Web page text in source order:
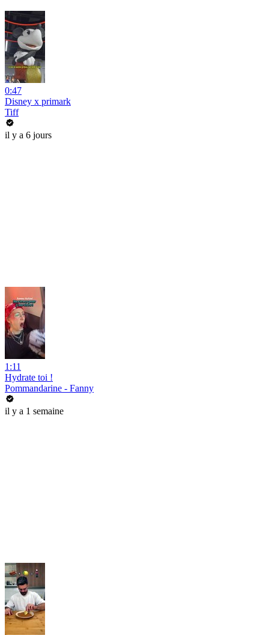
0:47
Disney x primark
Tiff
il y a 6 jours
1:11
Hydrate toi !
Pommandarine - Fanny
il y a 1 semaine